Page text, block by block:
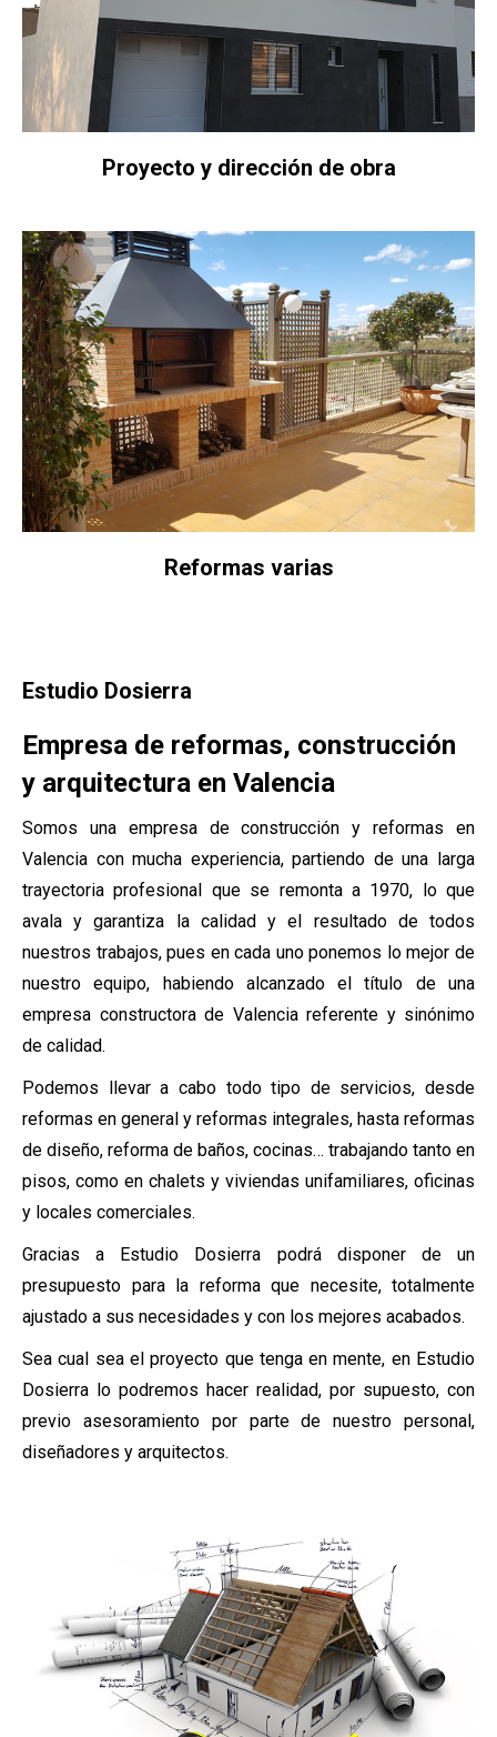
Proyecto y dirección de obra
Reformas varias
Estudio Dosierra
Empresa de reformas, construcción
y arquitectura en Valencia
Somos una empresa de construcción y reformas en
Valencia con mucha experiencia, partiendo de una larga
trayectoria profesional que se remonta a 1970, lo que
avala y garantiza la calidad y el resultado de todos
nuestros trabajos, pues en cada uno ponemos lo mejor de
nuestro equipo, habiendo alcanzado el título de una
empresa constructora de Valencia referente y sinónimo
de calidad.
Podemos llevar a cabo todo tipo de servicios, desde
reformas en general y reformas integrales, hasta reformas
de diseño, reforma de baños, cocinas… trabajando tanto en
pisos, como en chalets y viviendas unifamiliares, oficinas
y locales comerciales.
Gracias a Estudio Dosierra podrá disponer de un
presupuesto para la reforma que necesite, totalmente
ajustado a sus necesidades y con los mejores acabados.
Sea cual sea el proyecto que tenga en mente, en Estudio
Dosierra lo podremos hacer realidad, por supuesto, con
previo asesoramiento por parte de nuestro personal,
diseñadores y arquitectos.